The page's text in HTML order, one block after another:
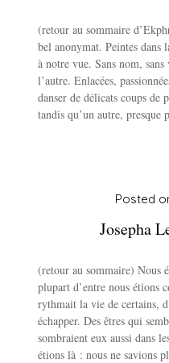
(retour au sommaire
bel anonymat. Peintes
à notre vue. Sans nom,
l’autre. Enlacées,
danser de délicats coups de
tandis qu’un autre,
Josepha
Posted
(retour au sommaire) Nous
plupart d’entre nous étions
rythmait la vie de certains,
échapper. Des êtres qui
sombraient eux aussi dans
étions là : nous ne savions